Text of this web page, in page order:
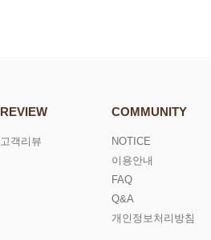
REVIEW
고객리뷰
COMMUNITY
NOTICE
이용안내
FAQ
Q&A
개인정보처리방침